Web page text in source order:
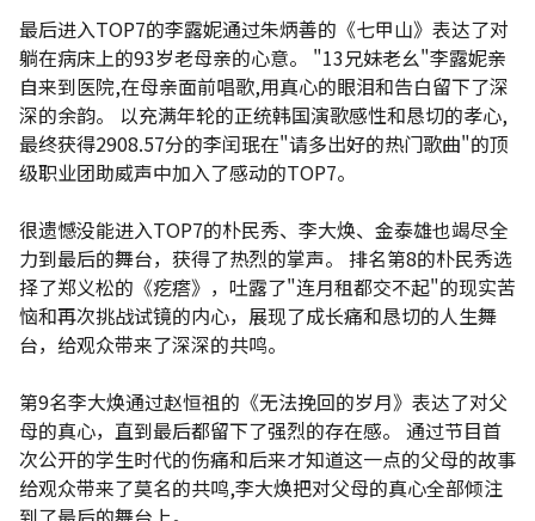
最后进入TOP7的李露妮通过朱炳善的《七甲山》表达了对
躺在病床上的93岁老母亲的心意。 "13兄妹老幺"李露妮亲
自来到医院,在母亲面前唱歌,用真心的眼泪和告白留下了深
深的余韵。 以充满年轮的正统韩国演歌感性和恳切的孝心,
最终获得2908.57分的李闰珉在"请多出好的热门歌曲"的顶
级职业团助威声中加入了感动的TOP7。
很遗憾没能进入TOP7的朴民秀、李大焕、金泰雄也竭尽全
力到最后的舞台，获得了热烈的掌声。 排名第8的朴民秀选
择了郑义松的《疙瘩》，吐露了"连月租都交不起"的现实苦
恼和再次挑战试镜的内心，展现了成长痛和恳切的人生舞
台，给观众带来了深深的共鸣。
第9名李大焕通过赵恒祖的《无法挽回的岁月》表达了对父
母的真心，直到最后都留下了强烈的存在感。 通过节目首
次公开的学生时代的伤痛和后来才知道这一点的父母的故事
给观众带来了莫名的共鸣,李大焕把对父母的真心全部倾注